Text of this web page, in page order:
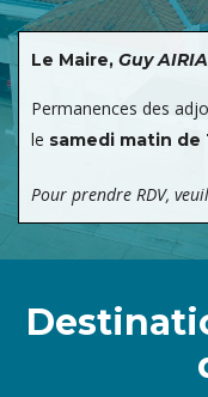
Le Maire, Guy
Permanences des
le samedi matin de
Pour prendre RDV,